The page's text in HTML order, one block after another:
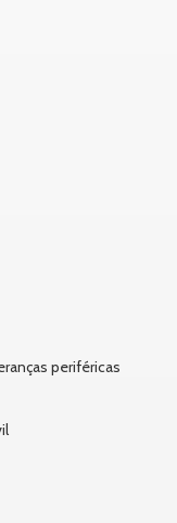
periféricas